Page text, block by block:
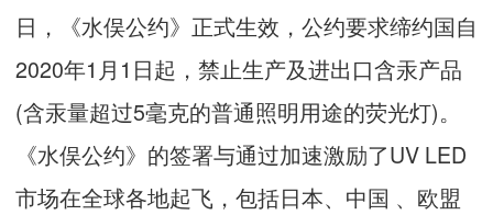
日，《水俣公约》正式生效，公约要求缔约国自
2020年1月1日起，禁止生产及进出口含汞产品
(含汞量超过5毫克的普通照明用途的荧光灯)。
《水俣公约》的签署与通过加速激励了UV LED
市场在全球各地起飞，包括日本、中国 、欧盟